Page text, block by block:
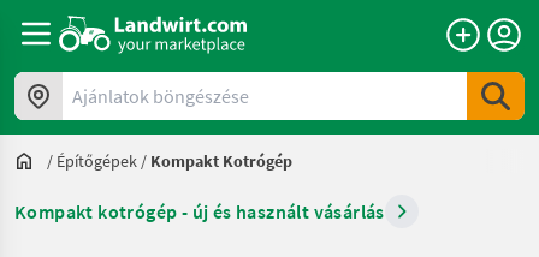
Ajánlatok böngészése
/ Építőgépek / Kompakt Kotrógép
Kompakt kotrógép - új és használt vásárlás